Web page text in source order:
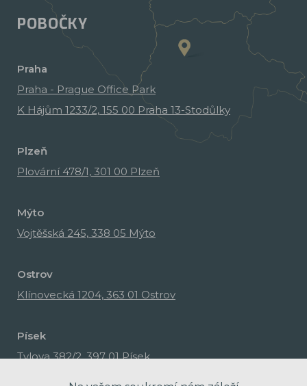
POBOČKY
Praha
Praha - Prague Office Park
K Hájům 1233/2, 155 00 Praha 13-Stodůlky
Plzeň
Plovární 478/1, 301 00 Plzeň
Mýto
Vojtěšská 245, 338 05 Mýto
Ostrov
Klínovecká 1204, 363 01 Ostrov
Písek
Tylova 382/2, 397 01 Písek